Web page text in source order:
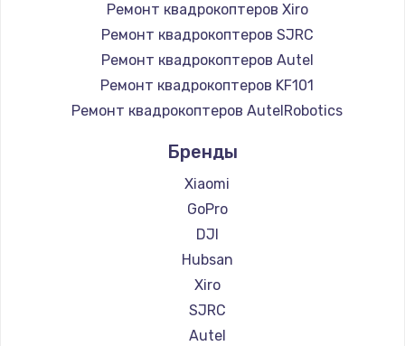
Ремонт квадрокоптеров Xiro
Ремонт квадрокоптеров SJRC
Ремонт квадрокоптеров Autel
Ремонт квадрокоптеров KF101
Ремонт квадрокоптеров AutelRobotics
Бренды
Xiaomi
GoPro
DJI
Hubsan
Xiro
SJRC
Autel